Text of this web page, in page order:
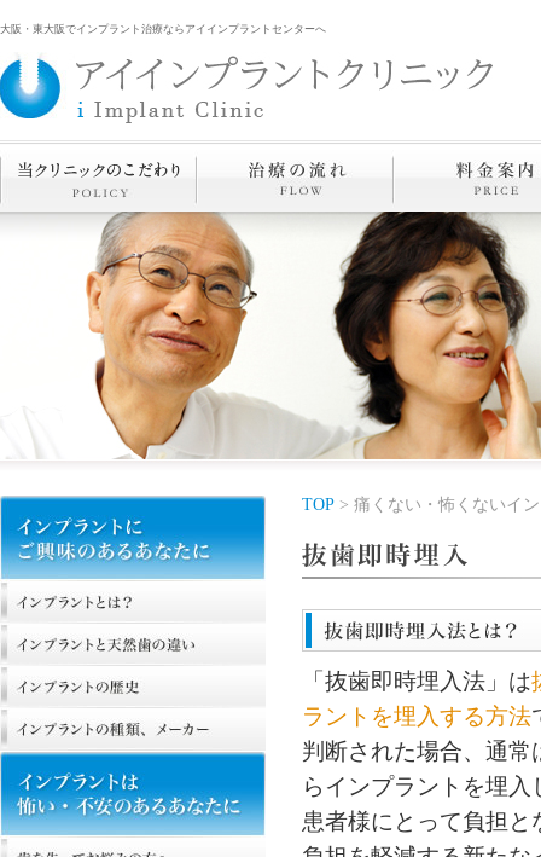
大阪・東大阪でインプラント治療ならアイインプラントセンターへ
TOP > 痛くない・怖くないイ
「抜歯即時埋入法」は
ラントを埋入する方法
判断された場合、通
らインプラントを埋
患者様にとって負担